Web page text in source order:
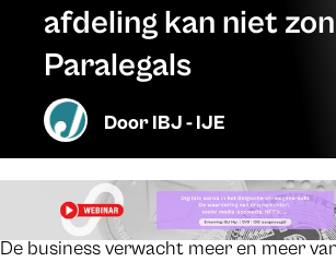
afdeling kan niet
Paralegals
DoorIBJ - IJE
De business verwacht meer en meer